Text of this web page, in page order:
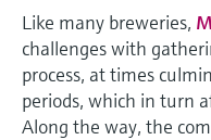
시스템 구성품
화학적 특성의 광학
Differential pressure
measurement
모두 쇼핑하기
Hydrostatic level
Conductive level
Laboratory instruments
자동 용수 샘플러
소형 온도계
온도 스위치
게이트웨이 및 모뎀
장치 구성 태블릿
에너지 매니저 및 애
프로세스 가스 분석기
공기질 측정 계기
Netilion Connect
Netilion Device Viewer
트너십
Power & Energy
Mining, Minerals &
교육 자료
엔드레스하우저가 제공하는
해 역량을 강화하세요
전시회 및 세미나
커리어
기업 문화와 가치
지속 가능 경영
Endress+Hauser
Endress+Hauser
Endress+Hauser SICK
프레스 이벤트
네트워킹
이벤트 & 트레이닝 찾
Sensor Technology IST
Job opportunities at
Endress+Hauser SICK
Like many breweries,
challenges with
process, at times
periods, which in turn
Along the way, the